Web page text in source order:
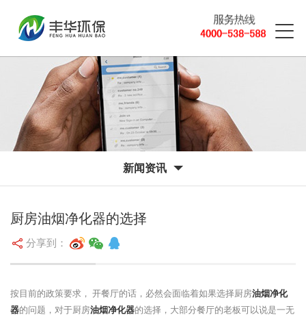
新闻资讯
厨房油烟净化器的选择
分享到：
按目前的政策要求， 开餐厅的话，必然会面临着如果选择厨房油烟净化
器的问题，对于厨房油烟净化器的选择，大部分餐厅的老板可以说是一无